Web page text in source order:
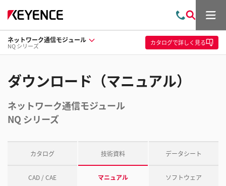
問
い
合
わ
索
メ
ュ
ー
ネットワーク通信モジュール
NQ シリーズ カタログで詳しく見る
ダウンロード（マニュアル）
ネットワーク通信モジュール
NQ シリーズ
カタログ 技術資料 データシート
CAD / CAE マニュアル ソフトウェア